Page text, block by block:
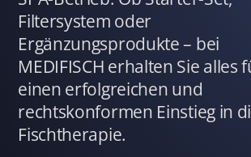
Filtersystem oder
Ergänzungsprodukte – bei
MEDIFISCH erhalten Sie alles
einen erfolgreichen und
rechtskonformen Einstieg in
Fischtherapie.